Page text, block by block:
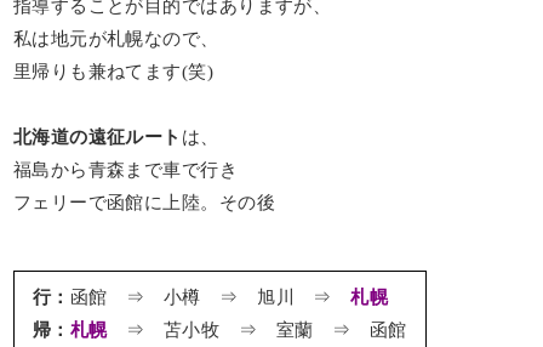
指導することが目的ではありますが、
私は地元が札幌なので、
里帰りも兼ねてます(笑)
北海道の遠征ルート は、
福島から青森まで車で行き
フェリーで函館に上陸。その後
行： 函館 ⇒ 小樽 ⇒ 旭川 ⇒札幌
帰： 札幌 ⇒ 苫小牧 ⇒ 室蘭 ⇒ 函館